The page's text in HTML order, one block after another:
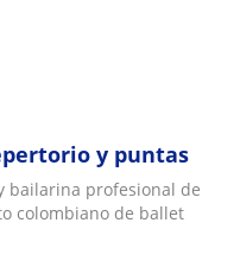
y puntas
bailarina profesional de
colombiano de ballet